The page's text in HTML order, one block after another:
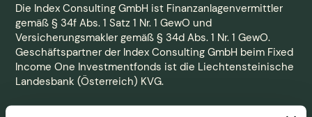
Die Index Consulting GmbH ist Finanzanlagenvermittler
gemäß § 34f Abs. 1 Satz 1 Nr. 1 GewO und
Versicherungsmakler gemäß § 34d Abs. 1 Nr. 1 GewO.
Geschäftspartner der Index Consulting GmbH beim Fixed
Income One Investmentfonds ist die Liechtensteinische
Landesbank (Österreich) KVG.
Die auf dieser Homepage enthaltenen Angaben stellen